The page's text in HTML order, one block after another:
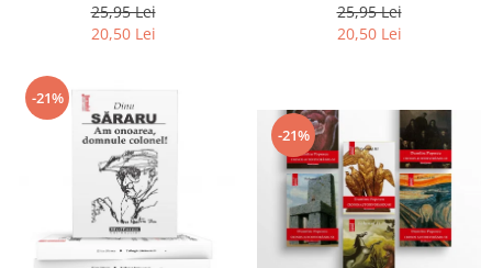
Universala
Non-fictiune
Publicistica / Reportaje / Interviuri
Stiinte umaniste
25,95 Lei
20,50 Lei
25,95 Lei
20,50 Lei
-21%
-21%